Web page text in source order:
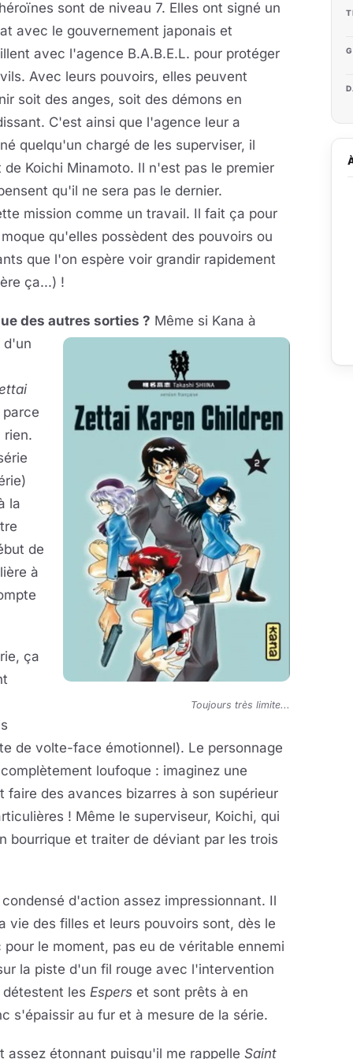
sont de niveau 7. Elles ont signé un
avec le gouvernement japonais et
avec l'agence B.A.B.E.L. pour protéger
Avec leurs pouvoirs, elles peuvent
soit des anges, soit des démons en
C'est ainsi que l'agence leur a
quelqu'un chargé de les superviser, il
de Koichi Minamoto. Il n'est pas le premier
qu'il ne sera pas le dernier.
mission comme un travail. Il fait ça pour
qu'elles possèdent des pouvoirs ou
que l'on espère voir grandir rapidement
ça...) !
des autres sorties ?
Toujours très limite...
Même si Kana à
d'un
rien.
la
de
à
ça
de volte-face émotionnel). Le personnage
loufoque : imaginez une
des avances bizarres à son supérieur
! Même le superviseur, Koichi, qui
bourrique et traiter de déviant par les trois
d'action assez impressionnant. Il
vie des filles et leurs pouvoirs sont, dès le
le moment, pas eu de véritable ennemi
la piste d'un fil rouge avec l'intervention
les Espers et sont prêts à en
s'épaissir au fur et à mesure de la série.
assez étonnant puisqu'il me rappelle Saint